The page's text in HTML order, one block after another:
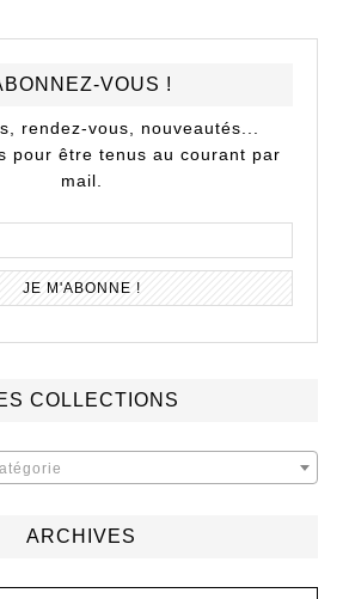
VOUS !
rendez-vous, nouveautés...
pour être tenus au courant par
mail.
COLLECTIONS
ARCHIVES